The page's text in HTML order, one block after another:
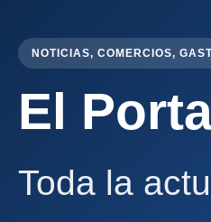
NOTICIAS, COMERCIOS,
El
Toda la